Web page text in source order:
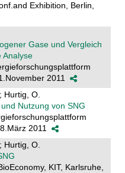
Exhibition, Berlin,
Gase und Vergleich
Analyse
2011
Hurtig, O.
Nutzung von SNG
2011
Hurtig, O.
KIT, Karlsruhe,